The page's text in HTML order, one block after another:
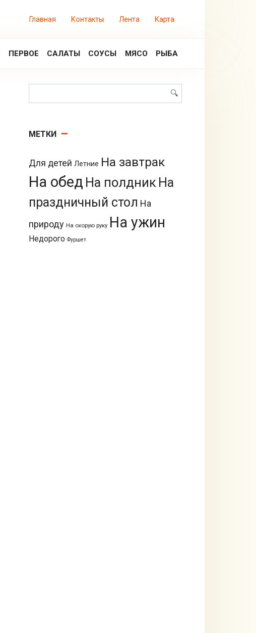
Главная Контакты Лента Карта
ПЕРВОЕ САЛАТЫ СОУСЫ МЯСО РЫБА
МЕТКИ
Для детей Летние На завтрак
На обед На полдник На
праздничный стол На
природу На скорую руку На ужин
Недорого Фуршет